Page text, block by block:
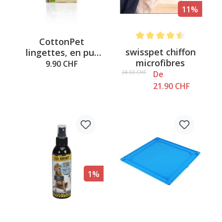
CottonPet
lingettes, en pur
coton
9.90 CHF
11%
Note moyenne de 4.6 sur
swisspet chiffon
microfibres
24.50 CHF
De
21.90 CHF
1%